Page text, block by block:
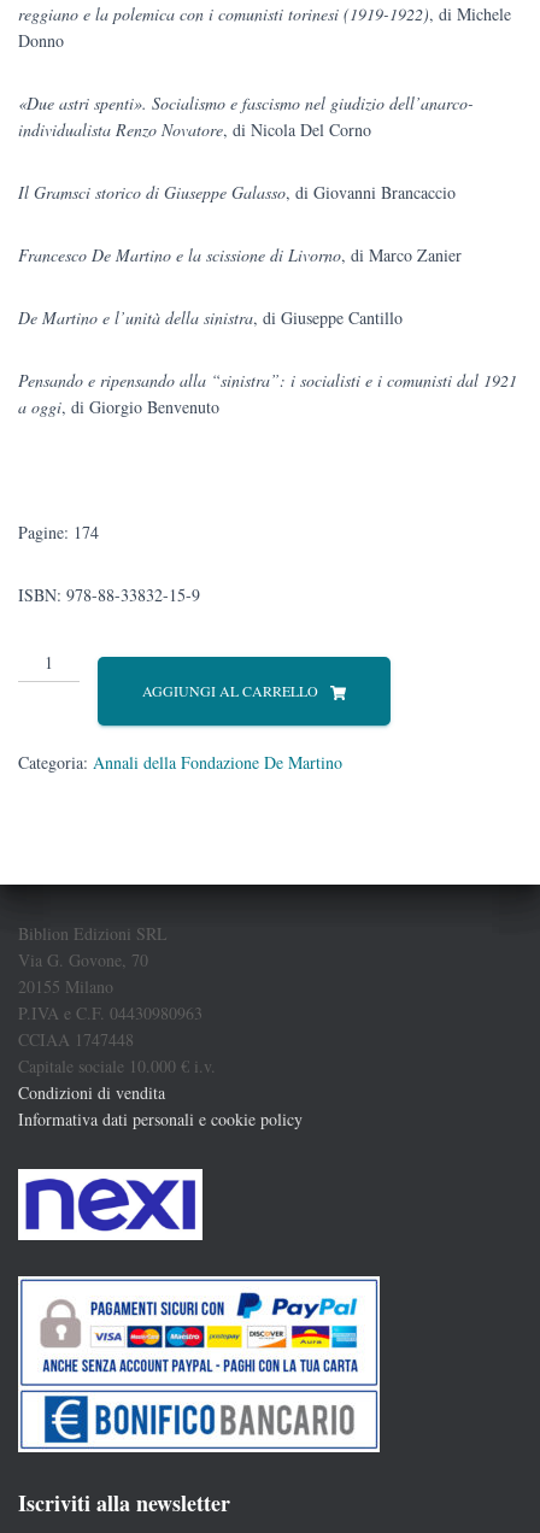
reggiano e la polemica con i comunisti torinesi (1919-1922), di Michele
Donno
«Due astri spenti». Socialismo e fascismo nel giudizio dell’anarco-
individualista Renzo Novatore, di Nicola Del Corno
Il Gramsci storico di Giuseppe Galasso, di Giovanni Brancaccio
Francesco De Martino e la scissione di Livorno, di Marco Zanier
De Martino e l’unità della sinistra, di Giuseppe Cantillo
Pensando e ripensando alla “sinistra”: i socialisti e i comunisti dal 1921
a oggi, di Giorgio Benvenuto
Pagine: 174
ISBN: 978-88-33832-15-9
Annali
della
Martino
AGGIUNGI AL CARRELLO
Categoria: Annali della Fondazione De Martino
Biblion Edizioni SRL
Via G. Govone, 70
20155 Milano
P.IVA e C.F. 04430980963
CCIAA 1747448
Capitale sociale 10.000 € i.v.
Condizioni di vendita
Informativa dati personali e cookie policy
Iscriviti alla newsletter